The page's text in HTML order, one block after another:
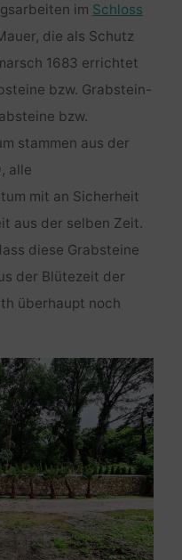
im Schloss
die als Schutz
1683 errichtet
bzw. Grabstein-
bzw.
stammen aus der
alle
mit an Sicherheit
aus der selben Zeit.
diese Grabsteine
der Blütezeit der
überhaupt noch